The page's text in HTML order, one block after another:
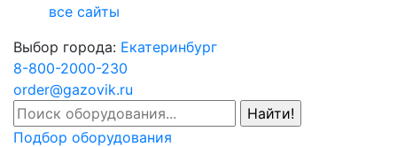
все сайты
Выбор города: Екатеринбург
8-800-2000-230
order@gazovik.ru
Подбор оборудования